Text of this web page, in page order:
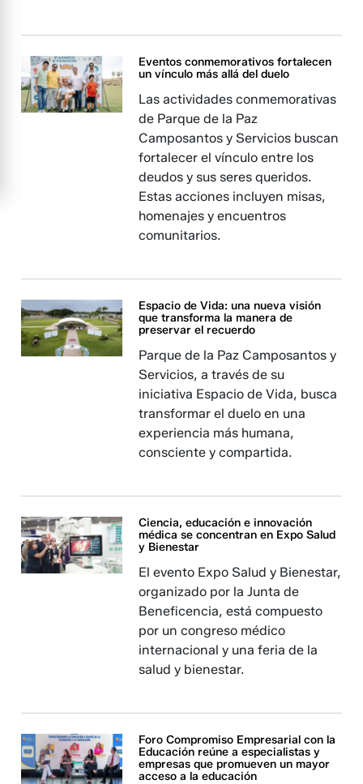
Eventos conmemorativos fortalecen
un vínculo más allá del duelo
Las actividades conmemorativas
de Parque de la Paz
Camposantos y Servicios buscan
fortalecer el vínculo entre los
deudos y sus seres queridos.
Estas acciones incluyen misas,
homenajes y encuentros
comunitarios.
Espacio de Vida: una nueva visión
que transforma la manera de
preservar el recuerdo
Parque de la Paz Camposantos y
Servicios, a través de su
iniciativa Espacio de Vida, busca
transformar el duelo en una
experiencia más humana,
consciente y compartida.
Ciencia, educación e innovación
médica se concentran en Expo Salud
y Bienestar
El evento Expo Salud y Bienestar,
organizado por la Junta de
Beneficencia, está compuesto
por un congreso médico
internacional y una feria de la
salud y bienestar.
Foro Compromiso Empresarial con la
Educación reúne a especialistas y
empresas que promueven un mayor
acceso a la educación